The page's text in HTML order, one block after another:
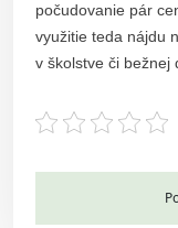
počudovanie pár
využitie teda nájdu
v školstve či bežnej